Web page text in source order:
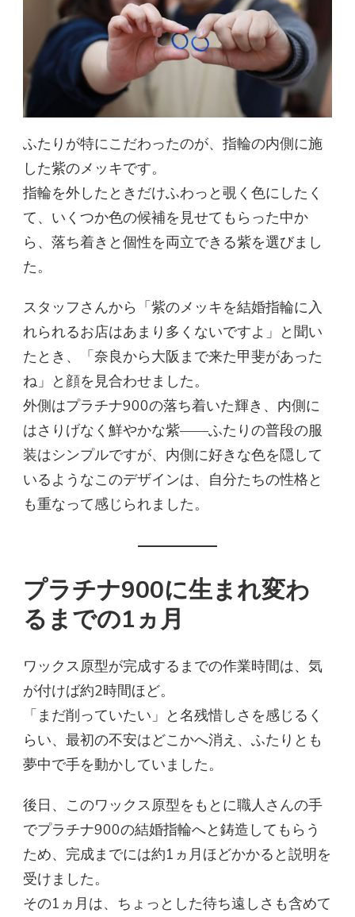
ふたりが特にこだわったのが、指輪の内側に施
した紫のメッキです。
指輪を外したときだけふわっと覗く色にしたく
て、いくつか色の候補を見せてもらった中か
ら、落ち着きと個性を両立できる紫を選びまし
た。
スタッフさんから「紫のメッキを結婚指輪に入
れられるお店はあまり多くないですよ」と聞い
たとき、「奈良から大阪まで来た甲斐があった
ね」と顔を見合わせました。
外側はプラチナ900の落ち着いた輝き、内側に
はさりげなく鮮やかな紫――ふたりの普段の服
装はシンプルですが、内側に好きな色を隠して
いるようなこのデザインは、自分たちの性格と
も重なって感じられました。
プラチナ900に生まれ変わ
るまでの1ヵ月
ワックス原型が完成するまでの作業時間は、気
が付けば約2時間ほど。
「まだ削っていたい」と名残惜しさを感じるく
らい、最初の不安はどこかへ消え、ふたりとも
夢中で手を動かしていました。
後日、このワックス原型をもとに職人さんの手
でプラチナ900の結婚指輪へと鋳造してもらう
ため、完成までには約1ヵ月ほどかかると説明を
受けました。
その1ヵ月は、ちょっとした待ち遠しさも含めて